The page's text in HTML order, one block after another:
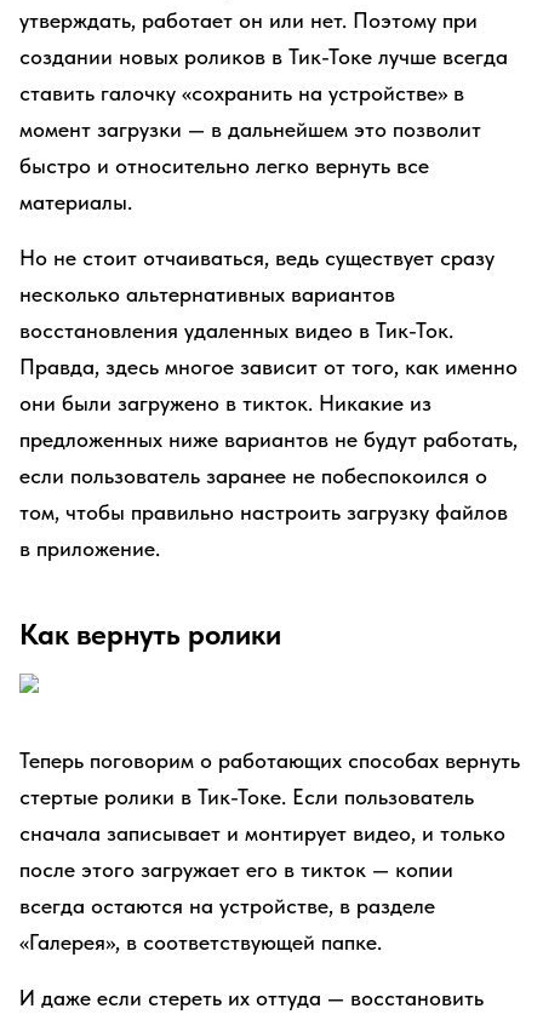
утверждать, работает он или нет. Поэтому при
создании новых роликов в Тик-Токе лучше всегда
ставить галочку «сохранить на устройстве» в
момент загрузки — в дальнейшем это позволит
быстро и относительно легко вернуть все
материалы.
Но не стоит отчаиваться, ведь существует сразу
несколько альтернативных вариантов
восстановления удаленных видео в Тик-Ток.
Правда, здесь многое зависит от того, как именно
они были загружено в тикток. Никакие из
предложенных ниже вариантов не будут работать,
если пользователь заранее не побеспокоился о
том, чтобы правильно настроить загрузку файлов
в приложение.
Как вернуть ролики
Теперь поговорим о работающих способах вернуть
стертые ролики в Тик-Токе. Если пользователь
сначала записывает и монтирует видео, и только
после этого загружает его в тикток — копии
всегда остаются на устройстве, в разделе
«Галерея», в соответствующей папке.
И даже если стереть их оттуда — восстановить